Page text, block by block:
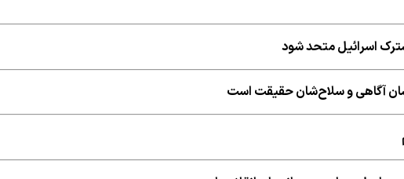
اسرائیل متحد شود
آگاهی و سلاح‌شان حقیقت است